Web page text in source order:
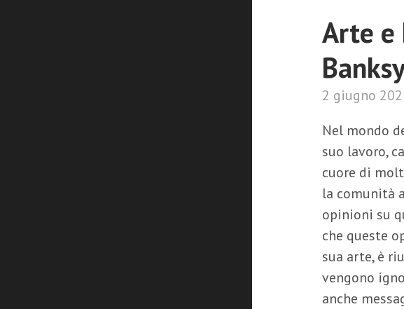
Arte
2 giugno
Nel mondo
suo lavoro,
cuore di
la comunità
opinioni su
che queste
sua arte, è
vengono
anche